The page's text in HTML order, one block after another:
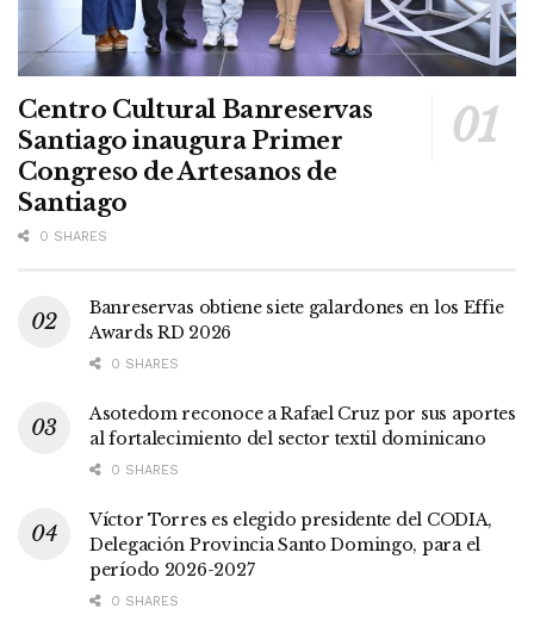
Centro Cultural Banreservas
Santiago inaugura Primer
Congreso de Artesanos de
Santiago
0 SHARES
Banreservas obtiene siete galardones en los Effie
Awards RD 2026
0 SHARES
Asotedom reconoce a Rafael Cruz por sus aportes
al fortalecimiento del sector textil dominicano
0 SHARES
Víctor Torres es elegido presidente del CODIA,
Delegación Provincia Santo Domingo, para el
período 2026-2027
0 SHARES